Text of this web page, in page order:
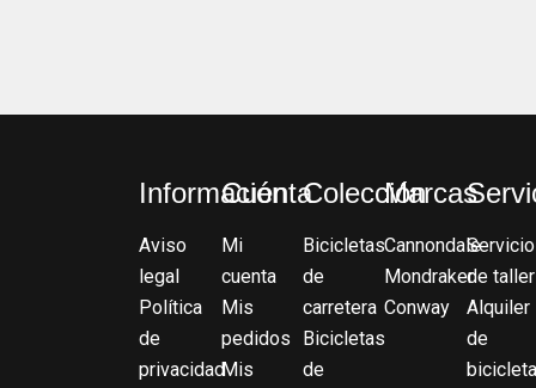
Información
Aviso
legal
Política
de
privacidad
Cuenta
Mi
cuenta
Mis
pedidos
Mis
Colección
Bicicletas
de
carretera
Bicicletas
de
Marcas
Cannondale
Mondraker
Conway
Servicio
de taller
Alquiler
de